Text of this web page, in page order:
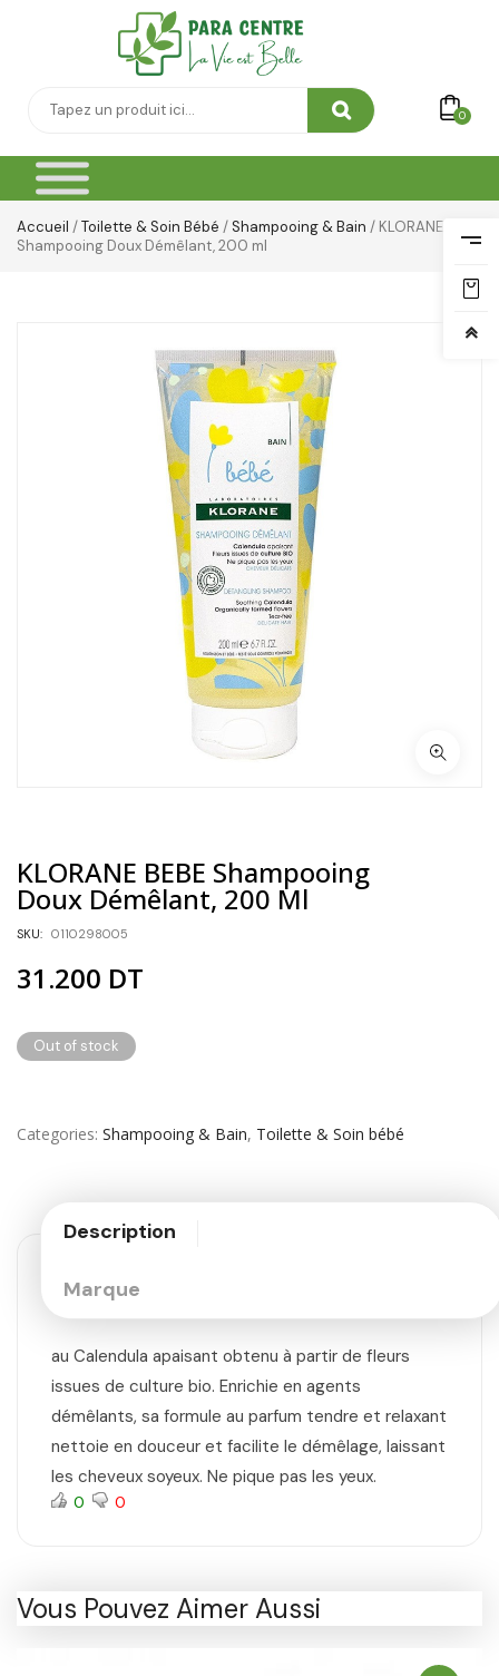
0
Accueil /Toilette & Soin Bébé /Shampooing & Bain / KLORANE BEBE
Shampooing Doux Démêlant, 200 ml
KLORANE BEBE Shampooing
Doux Démêlant, 200 Ml
SKU: 0110298005
31.200 DT
Out of stock
Categories Shampooing & Bain, Toilette & Soin bébé
Description
Marque
au Calendula apaisant obtenu à partir de fleurs
issues de culture bio. Enrichie en agents
démêlants, sa formule au parfum tendre et relaxant
nettoie en douceur et facilite le démêlage, laissant
les cheveux soyeux. Ne pique pas les yeux.
0 0
Vous Pouvez Aimer Aussi